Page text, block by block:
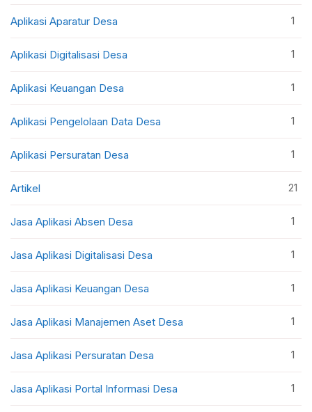
Aplikasi Aparatur Desa 1
Aplikasi Digitalisasi Desa 1
Aplikasi Keuangan Desa 1
Aplikasi Pengelolaan Data Desa 1
Aplikasi Persuratan Desa 1
Artikel 21
Jasa Aplikasi Absen Desa 1
Jasa Aplikasi Digitalisasi Desa 1
Jasa Aplikasi Keuangan Desa 1
Jasa Aplikasi Manajemen Aset Desa 1
Jasa Aplikasi Persuratan Desa 1
Jasa Aplikasi Portal Informasi Desa 1